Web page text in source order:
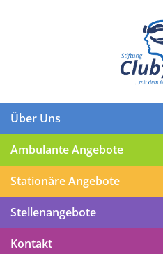
Über Uns
Ambulante Angebote
Stationäre Angebote
Stellenangebote
Kontakt